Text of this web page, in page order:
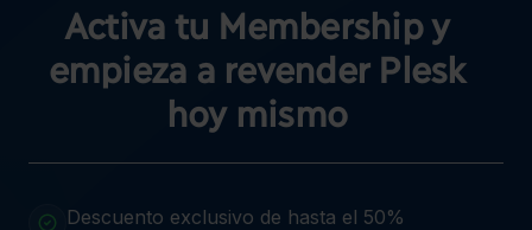
Activa tu Membership y
empieza a revender Plesk
hoy mismo
Descuento exclusivo de hasta el 50%